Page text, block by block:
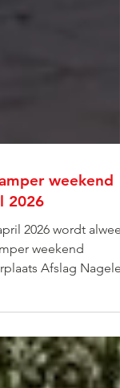
weekend
weekend
Afslag Nagele.
een